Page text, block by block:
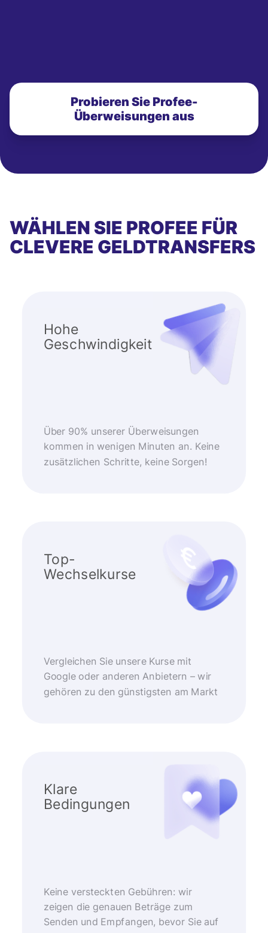
Probieren Sie Profee-
Überweisungen aus
WÄHLEN SIE PROFEE FÜR
CLEVERE GELDTRANSFERS
Hohe
Geschwindigkeit
Über 90% unserer Überweisungen
kommen in wenigen Minuten an. Keine
zusätzlichen Schritte, keine Sorgen!
Top-
Wechselkurse
Vergleichen Sie unsere Kurse mit
Google oder anderen Anbietern – wir
gehören zu den günstigsten am Markt
Klare
Bedingungen
Keine versteckten Gebühren: wir
zeigen die genauen Beträge zum
Senden und Empfangen, bevor Sie auf